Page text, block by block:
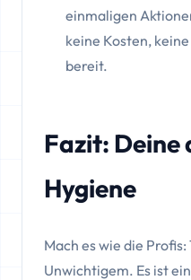
einmaligen
keine Kosten,
bereit.
Fazit: Deine
Hygiene
Mach es wie die
Unwichtigem. Es ist